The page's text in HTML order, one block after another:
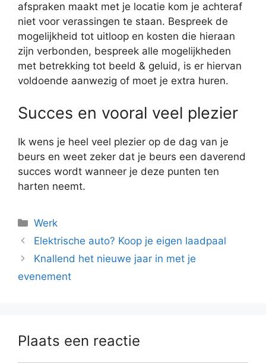
afspraken maakt met je locatie kom je achteraf
niet voor verassingen te staan. Bespreek de
mogelijkheid tot uitloop en kosten die hieraan
zijn verbonden, bespreek alle mogelijkheden
met betrekking tot beeld & geluid, is er hiervan
voldoende aanwezig of moet je extra huren.
Succes en vooral veel plezier
Ik wens je heel veel plezier op de dag van je
beurs en weet zeker dat je beurs een daverend
succes wordt wanneer je deze punten ten
harten neemt.
Categorieën
Werk
Elektrische auto? Koop je eigen laadpaal
Knallend het nieuwe jaar in met je
evenement
Plaats een reactie